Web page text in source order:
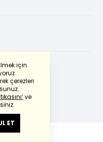
için
çerezleri
ve
ET